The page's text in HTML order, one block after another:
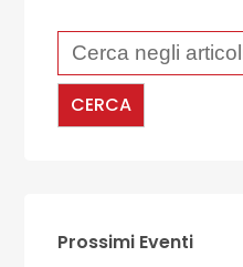
Prossimi Eventi